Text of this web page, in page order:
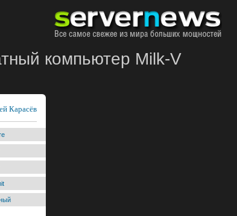
компьютер Milk-V
Карасёв